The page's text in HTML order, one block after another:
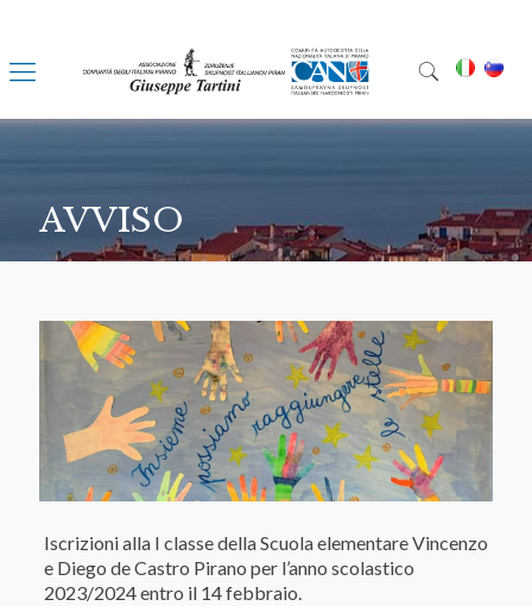
AVVISO
Iscrizioni alla I classe della Scuola elementare Vincenzo
e Diego de Castro Pirano per l’anno scolastico
2023/2024 entro il 14 febbraio.